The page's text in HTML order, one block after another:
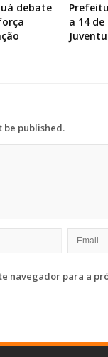
debate
a 14
be published.
navegador para a